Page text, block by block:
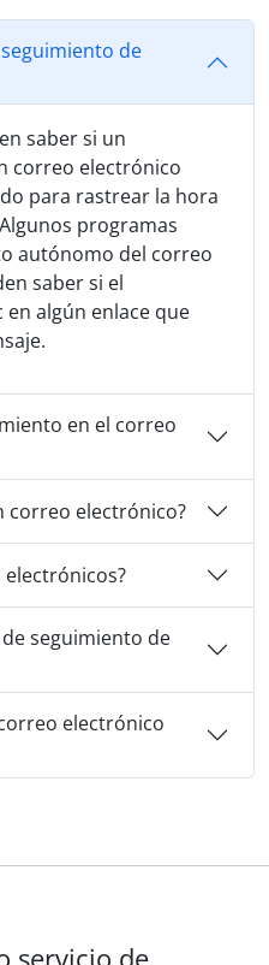
de
saber si un
correo electrónico
para rastrear la hora
programas
autónomo del correo
saber si el
algún enlace que
en el correo
correo electrónico?
electrónicos?
seguimiento de
electrónico